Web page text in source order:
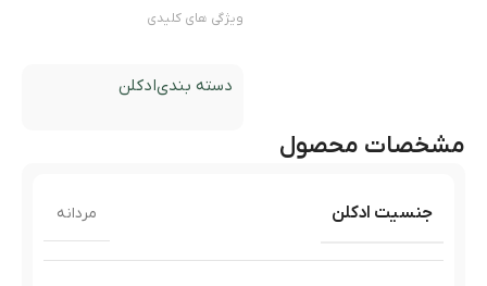
ویژگی های کلیدی
دسته بندیادکلن
مشخصات محصول
جنسیت ادکلن مردانه